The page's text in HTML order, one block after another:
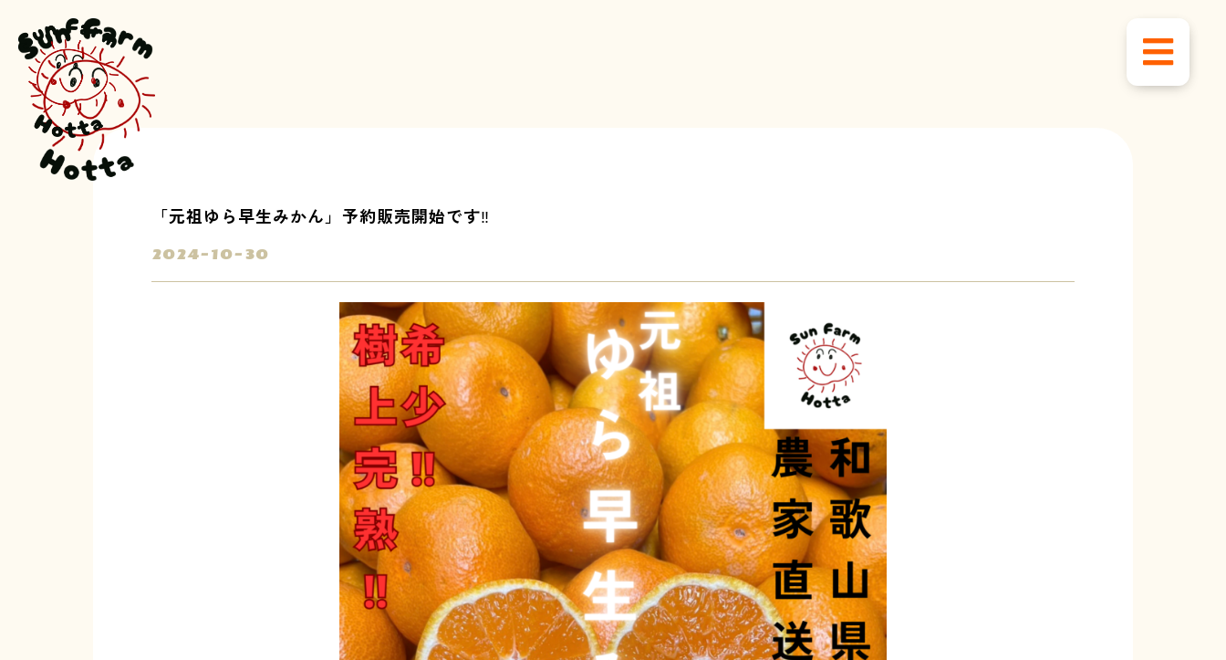
「元祖ゆら早生みかん」予約販売開始です‼︎
2024-10-30